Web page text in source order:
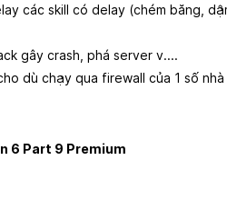
các skill có delay (chém băng,
gây crash, phá server v....
dù chạy qua firewall của 1 số
6 Part 9 Premium